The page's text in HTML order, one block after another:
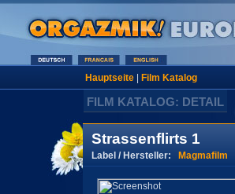
Hauptseite| Film Katalog
FILM KATALOG: DETAIL
Strassenflirts 1
Label / Hersteller: Magmafilm